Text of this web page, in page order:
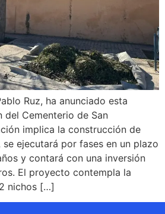
Ruz, ha anunciado esta
del Cementerio de San
implica la construcción de
ejecutará por fases en un plazo
y contará con una inversión
El proyecto contempla la
nichos […]